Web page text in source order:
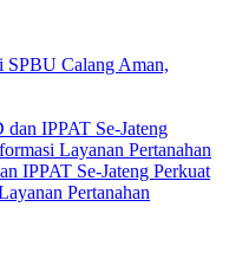
SPBU Calang Aman,
IPPAT Se-Jateng Perkuat
Pertanahan